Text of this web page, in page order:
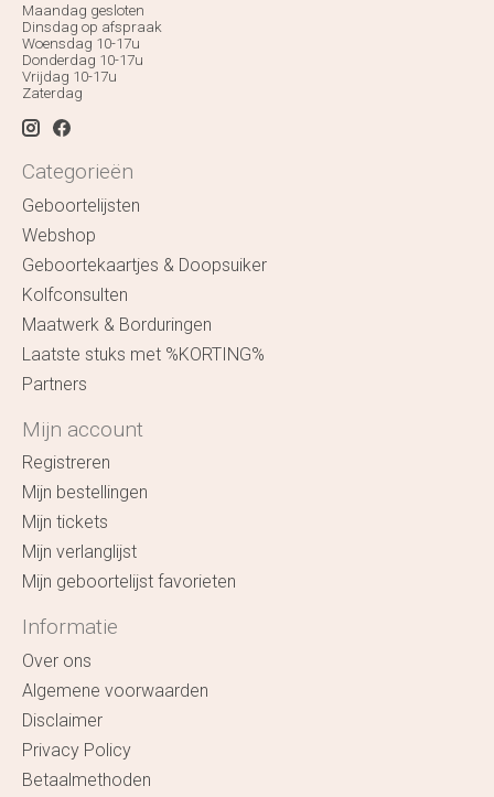
Maandag gesloten
Dinsdag op afspraak
Woensdag 10-17u
Donderdag 10-17u
Vrijdag 10-17u
Zaterdag
Categorieën
Geboortelijsten
Webshop
Geboortekaartjes & Doopsuiker
Kolfconsulten
Maatwerk & Borduringen
Laatste stuks met %KORTING%
Partners
Mijn account
Registreren
Mijn bestellingen
Mijn tickets
Mijn verlanglijst
Mijn geboortelijst favorieten
Informatie
Over ons
Algemene voorwaarden
Disclaimer
Privacy Policy
Betaalmethoden